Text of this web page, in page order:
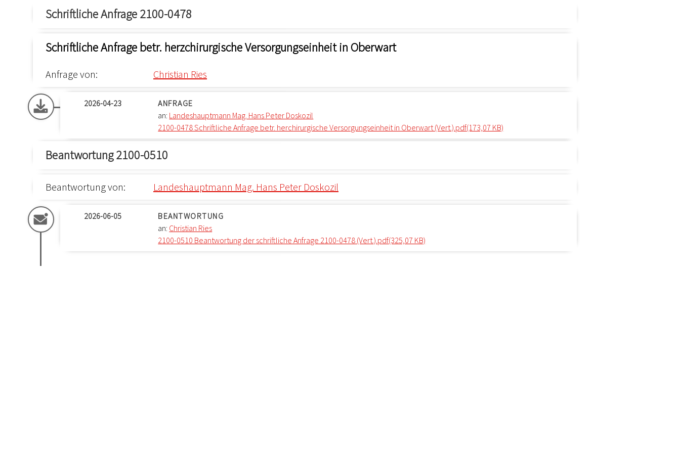
Schriftliche Anfrage 2100-0478
Schriftliche Anfrage betr. herzchirurgische Versorgungseinheit in Oberwart
Anfrage von: Christian Ries
2026-04-23
ANFRAGE
an: Landeshauptmann Mag. Hans Peter Doskozil
2100-0478 Schriftliche Anfrage betr. herchirurgische Versorgungseinheit in Oberwart (Vert.).pdf(173,07 KB)
Beantwortung 2100-0510
Beantwortung von: Landeshauptmann Mag. Hans Peter Doskozil
2026-06-05
BEANTWORTUNG
an: Christian Ries
2100-0510 Beantwortung der schriftliche Anfrage 2100-0478 (Vert.).pdf(325,07 KB)